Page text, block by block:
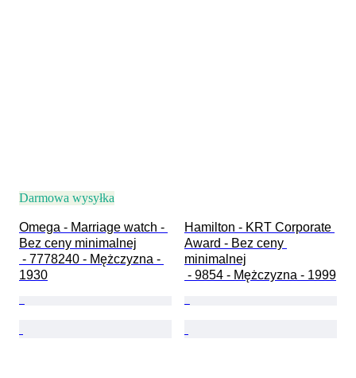
Darmowa wysyłka
Omega - Marriage watch -
Bez ceny minimalnej
1930
Hamilton - KRT Corporate
Award - Bez ceny
minimalnej
- 9854 - Mężczyzna - 1999